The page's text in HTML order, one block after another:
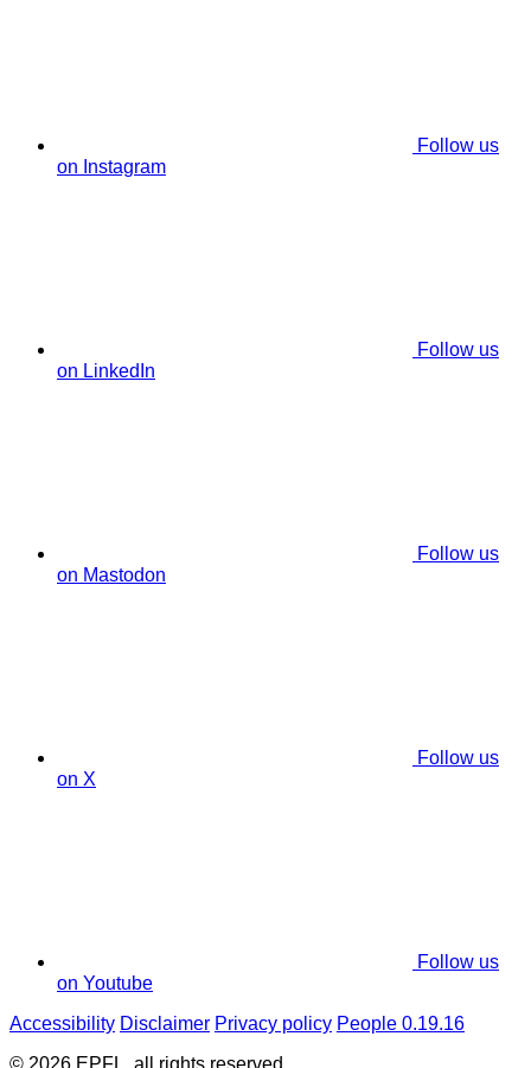
Follow us
on Instagram
Follow us
on LinkedIn
Follow us
on Mastodon
Follow us
on X
Follow us
on Youtube
Accessibility Disclaimer Privacy policy People 0.19.16